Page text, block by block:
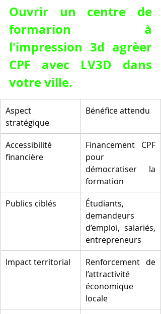
Ouvrir un centre de
formarion à
l'impression 3d agrèer
CPF avec LV3D dans
votre ville.
Aspect
stratégique
Bénéfice attendu
Accessibilité
financière
Financement CPF
pour
démocratiser la
formation
Publics ciblés
Étudiants,
demandeurs
d’emploi, salariés,
entrepreneurs
Impact territorial
Renforcement de
l’attractivité
économique
locale